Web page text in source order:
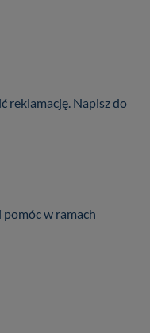
reklamację. Napisz do
pomóc w ramach